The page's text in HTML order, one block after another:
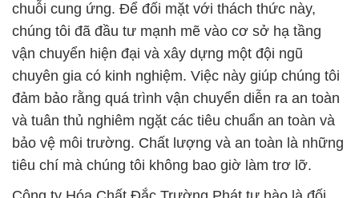
chuỗi cung ứng. Để đối mặt với thách thức này,
chúng tôi đã đầu tư mạnh mẽ vào cơ sở hạ tầng
vận chuyển hiện đại và xây dựng một đội ngũ
chuyên gia có kinh nghiệm. Việc này giúp chúng tôi
đảm bảo rằng quá trình vận chuyển diễn ra an toàn
và tuân thủ nghiêm ngặt các tiêu chuẩn an toàn và
bảo vệ môi trường. Chất lượng và an toàn là những
tiêu chí mà chúng tôi không bao giờ làm trơ lỡ.